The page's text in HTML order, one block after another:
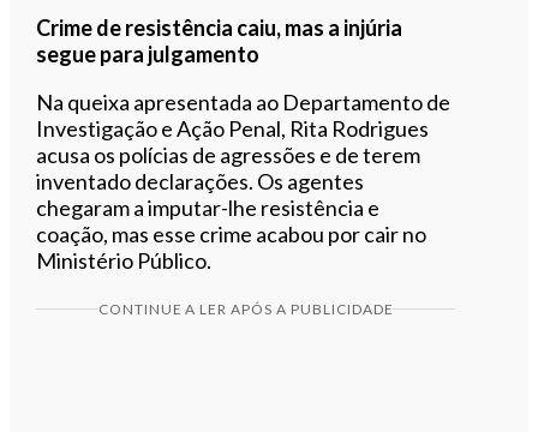
Crime de resistência caiu, mas a injúria
segue para julgamento
Na queixa apresentada ao Departamento de
Investigação e Ação Penal, Rita Rodrigues
acusa os polícias de agressões e de terem
inventado declarações. Os agentes
chegaram a imputar-lhe resistência e
coação, mas esse crime acabou por cair no
Ministério Público.
CONTINUE A LER APÓS A PUBLICIDADE